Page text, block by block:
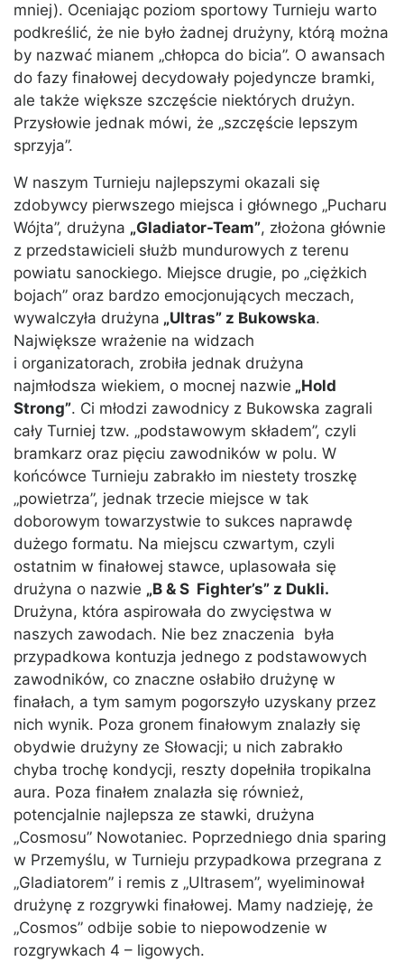
mniej). Oceniając poziom sportowy Turnieju warto
podkreślić, że nie było żadnej drużyny, którą można
by nazwać mianem „chłopca do bicia”. O awansach
do fazy finałowej decydowały pojedyncze bramki,
ale także większe szczęście niektórych drużyn.
Przysłowie jednak mówi, że „szczęście lepszym
sprzyja”.
W naszym Turnieju najlepszymi okazali się
zdobywcy pierwszego miejsca i głównego „Pucharu
Wójta”, drużyna „Gladiator-Team”, złożona głównie
z przedstawicieli służb mundurowych z terenu
powiatu sanockiego. Miejsce drugie, po „ciężkich
bojach” oraz bardzo emocjonujących meczach,
wywalczyła drużyna „Ultras” z Bukowska.
Największe wrażenie na widzach
i organizatorach, zrobiła jednak drużyna
najmłodsza wiekiem, o mocnej nazwie „Hold
Strong”. Ci młodzi zawodnicy z Bukowska zagrali
cały Turniej tzw. „podstawowym składem”, czyli
bramkarz oraz pięciu zawodników w polu. W
końcówce Turnieju zabrakło im niestety troszkę
„powietrza”, jednak trzecie miejsce w tak
doborowym towarzystwie to sukces naprawdę
dużego formatu. Na miejscu czwartym, czyli
ostatnim w finałowej stawce, uplasowała się
drużyna o nazwie „B & S Fighter’s” z Dukli.
Drużyna, która aspirowała do zwycięstwa w
naszych zawodach. Nie bez znaczenia była
przypadkowa kontuzja jednego z podstawowych
zawodników, co znaczne osłabiło drużynę w
finałach, a tym samym pogorszyło uzyskany przez
nich wynik. Poza gronem finałowym znalazły się
obydwie drużyny ze Słowacji; u nich zabrakło
chyba trochę kondycji, reszty dopełniła tropikalna
aura. Poza finałem znalazła się również,
potencjalnie najlepsza ze stawki, drużyna
„Cosmosu” Nowotaniec. Poprzedniego dnia sparing
w Przemyślu, w Turnieju przypadkowa przegrana z
„Gladiatorem” i remis z „Ultrasem”, wyeliminował
drużynę z rozgrywki finałowej. Mamy nadzieję, że
„Cosmos” odbije sobie to niepowodzenie w
rozgrywkach 4 – ligowych.